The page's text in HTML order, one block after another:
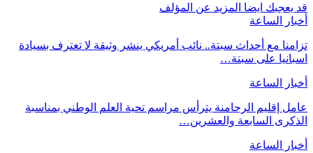
قد يعجبك ايضا المزيد عن المؤلف
أخبار الساعة
تزامنا مع أحداث سبتة.. نائب أمريكي ينشر وثيقة لا تعترف بسيادة
اسبانيا على سبتة…
أخبار الساعة
عامل إقليم الرحامنة يترأس مراسم تحية العلم الوطني بمناسبة
الذكرى السابعة والعشرين…
أخبار الساعة